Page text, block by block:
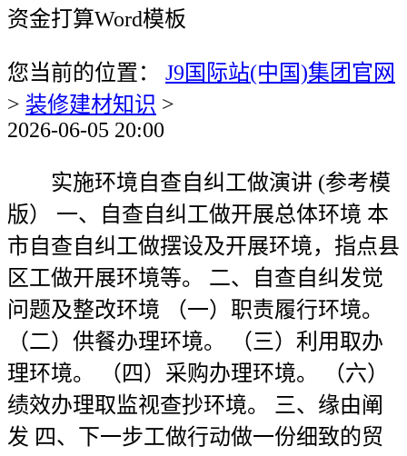
资金打算Word模板
您当前的位置： J9国际站(中国)集团官网
> 装修建材知识 >
2026-06-05 20:00
实施环境自查自纠工做演讲 (参考模
版） 一、自查自纠工做开展总体环境 本
市自查自纠工做摆设及开展环境，指点县
区工做开展环境等。 二、自查自纠发觉
问题及整改环境 （一）职责履行环境。
（二）供餐办理环境。 （三）利用取办
理环境。 （四）采购办理环境。 （六）
绩效办理取监视查抄环境。 三、缘由阐
发 四、下一步工做行动做一份细致的贸